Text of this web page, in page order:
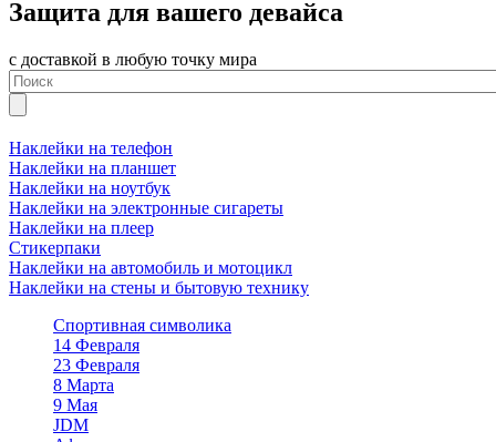
Защита для вашего девайса
с доставкой в любую точку мира
Наклейки на телефон
Наклейки на планшет
Наклейки на ноутбук
Наклейки на электронные сигареты
Наклейки на плеер
Стикерпаки
Наклейки на автомобиль и мотоцикл
Наклейки на стены и бытовую технику
Спортивная символика
14 Февраля
23 Февраля
8 Марта
9 Мая
JDM